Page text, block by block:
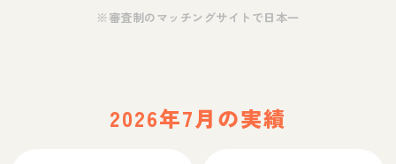
※審査制のマッチングサイトで日本一
2026年7月の実績